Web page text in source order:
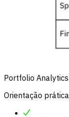
Portfolio
Orientação